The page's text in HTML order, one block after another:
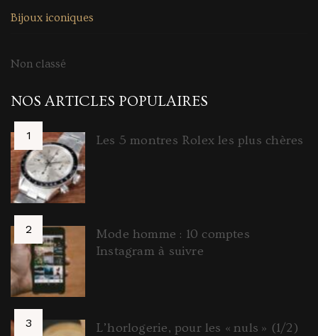
Bijoux iconiques
Non classé
NOS ARTICLES POPULAIRES
Les 5 montres Rolex les plus chères
Mode homme : 10 comptes
Instagram à suivre
L’horlogerie, pour les « nuls » (1/2)